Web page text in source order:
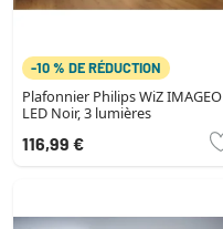
-10 % DE RÉDUCTION
Plafonnier Philips WiZ IMAGEO
LED Noir, 3 lumières
116,99 €